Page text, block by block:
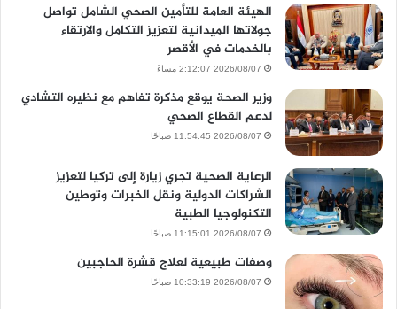
الهيئة العامة للتأمين الصحي الشامل تواصل
جولاتها الميدانية لتعزيز التكامل والارتقاء
بالخدمات في الأقصر
2026/08/07 2:12:07 مساءً
وزير الصحة يوقع مذكرة تفاهم مع نظيره التشادي
لدعم القطاع الصحي
2026/08/07 11:54:45 صباحًا
الرعاية الصحية تجري زيارة إلى تركيا لتعزيز
الشراكات الدولية ونقل الخبرات وتوطين
التكنولوجيا الطبية
2026/08/07 11:15:01 صباحًا
وصفات طبيعية لعلاج قشرة الحاجبين
2026/08/07 10:33:19 صباحًا